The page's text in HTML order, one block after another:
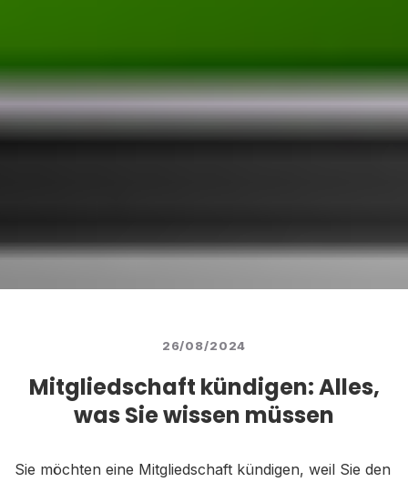
26/08/2024
Mitgliedschaft kündigen: Alles,
was Sie wissen müssen
Sie möchten eine Mitgliedschaft kündigen, weil Sie den